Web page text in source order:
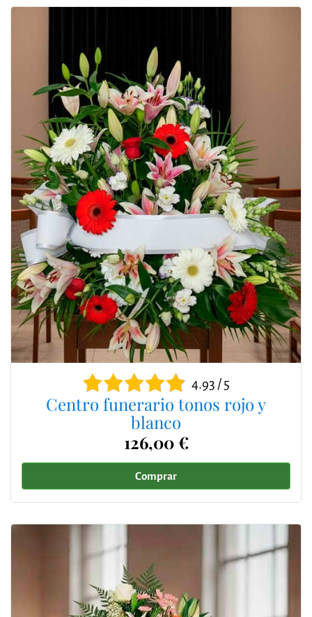
4.93 / 5
Centro funerario tonos rojo y
blanco
126,00 €
Comprar